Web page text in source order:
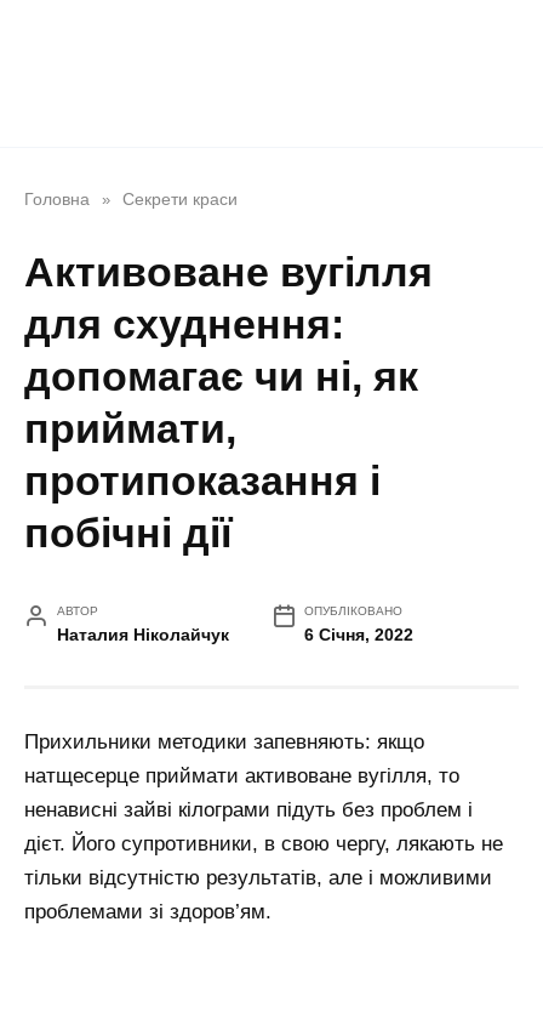
Головна » Секрети краси
Активоване вугілля
для схуднення:
допомагає чи ні, як
приймати,
протипоказання і
побічні дії
АВТОР
Наталия Ніколайчук
ОПУБЛІКОВАНО
6 Січня, 2022
Прихильники методики запевняють: якщо
натщесерце приймати активоване вугілля, то
ненависні зайві кілограми підуть без проблем і
дієт. Його супротивники, в свою чергу, лякають не
тільки відсутністю результатів, але і можливими
проблемами зі здоров’ям.